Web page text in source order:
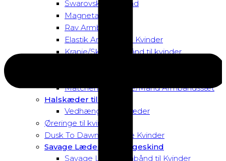
Swarovski Armbånd
Magnetarmbånd
Rav Armbånd
Elastik Armbånd til Kvinder
Kranie/Skull Armbånd til kvinder
Matchende Kvinde/Mand Armbåndssæt
Halskæder til Kvinder
Vedhæng til halskæder
Øreringe til kvinder
Dusk To Dawn Exclusive Kvinder
Savage Læder og Slangeskind
Savage Læderarmbånd til Kvinder